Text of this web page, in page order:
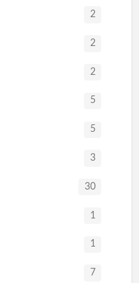
2
2
2
5
5
3
30
1
1
7